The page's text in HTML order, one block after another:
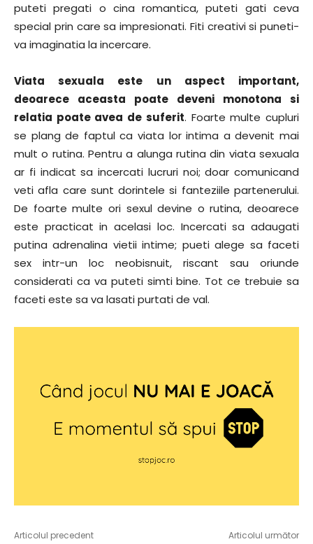
puteti pregati o cina romantica, puteti gati ceva
special prin care sa impresionati. Fiti creativi si puneti-
va imaginatia la incercare.
Viata sexuala este un aspect important,
deoarece aceasta poate deveni monotona si
relatia poate avea de suferit. Foarte multe cupluri
se plang de faptul ca viata lor intima a devenit mai
mult o rutina. Pentru a alunga rutina din viata sexuala
ar fi indicat sa incercati lucruri noi; doar comunicand
veti afla care sunt dorintele si fanteziile partenerului.
De foarte multe ori sexul devine o rutina, deoarece
este practicat in acelasi loc. Incercati sa adaugati
putina adrenalina vietii intime; pueti alege sa faceti
sex intr-un loc neobisnuit, riscant sau oriunde
considerati ca va puteti simti bine. Tot ce trebuie sa
faceti este sa va lasati purtati de val.
Articolul precedent Articolul următor